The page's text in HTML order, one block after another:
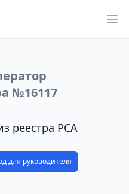
№16117
реестра РСА
для руководителя